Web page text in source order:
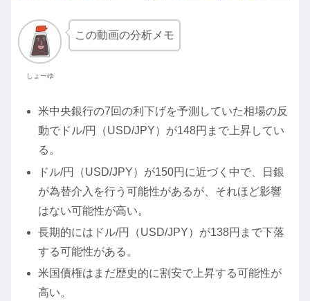
しょーゆ
この動画の分析メモ
米中央銀行の7回の利下げを予測していた相場の反
動でドル/円（USD/JPY）が148円まで上昇してい
る。
ドル/円（USD/JPY）が150円に近づく中で、日銀
が為替介入を行う可能性があるが、それほど影響
はない可能性が高い。
長期的にはドル/円（USD/JPY）が138円まで下落
する可能性がある。
米国債権はまだ歴史的に割安で上昇する可能性が
高い。